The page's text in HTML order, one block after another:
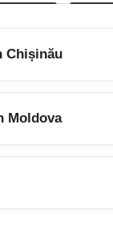
Chișinău
Moldova